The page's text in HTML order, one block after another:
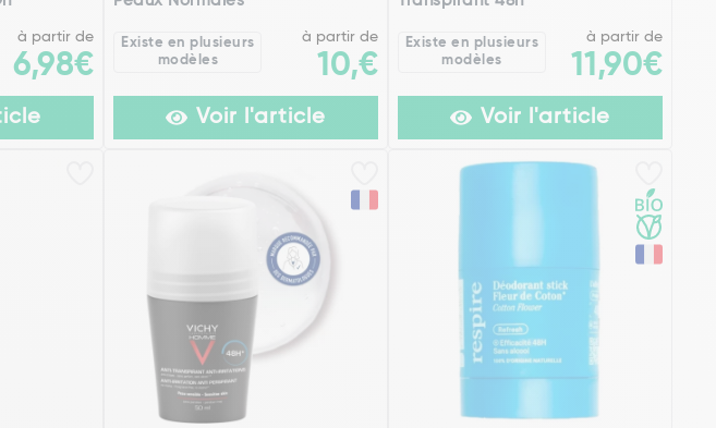
à partir de
6,98€
Existe en plusieurs
modèles
à partir de
10,€
Voir l'article
Existe en plusieurs
modèles
à partir de
11,90€
Voir l'article